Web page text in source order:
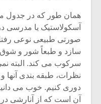
همان طور که در جدول
آسکولاستیک یا
صورتی طبیعی نوعی
سازد و طبعاً شور و شوق
سرکوب می کند. البته
نظرات، طبقه بندی آنها
دوری کنیم. خوب می
آن است که از آنارشی